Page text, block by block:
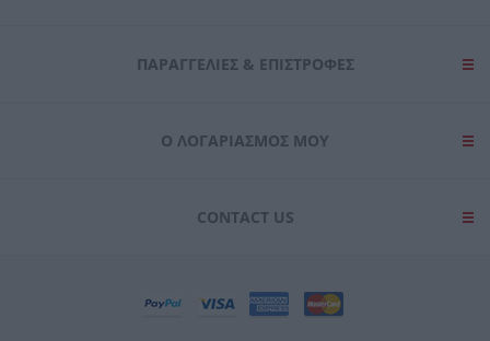
ΠΑΡΑΓΓΕΛΊΕΣ & ΕΠΙΣΤΡΟΦΈΣ
Ο ΛΟΓΑΡΙΑΣΜΌΣ ΜΟΥ
CONTACT US